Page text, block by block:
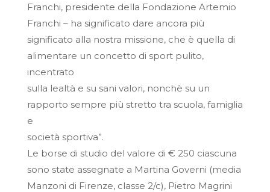
Franchi, presidente della Fondazione Artemio
Franchi – ha significato dare ancora più
significato alla nostra missione, che è quella di
alimentare un concetto di sport pulito,
incentrato
sulla lealtà e su sani valori, nonchè su un
rapporto sempre più stretto tra scuola, famiglia
e
società sportiva”.
Le borse di studio del valore di € 250 ciascuna
sono state assegnate a Martina Governi (media
Manzoni di Firenze, classe 2/c), Pietro Magrini